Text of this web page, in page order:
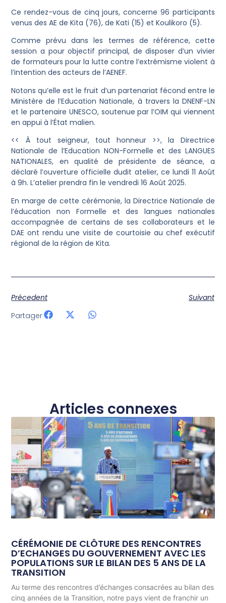
Ce rendez-vous de cinq jours, concerne 96 participants
venus des AE de Kita (76), de Kati (15) et Koulikoro (5).
Comme prévu dans les termes de référence, cette
session a pour objectif principal, de disposer d’un vivier
de formateurs pour la lutte contre l’extrémisme violent à
l’intention des acteurs de l’AENEF.
Notons qu’elle est le fruit d’un partenariat fécond entre le
Ministère de l’Education Nationale, à travers la DNENF-LN
et le partenaire UNESCO, soutenue par l’OIM qui viennent
en appui à l’État malien.
<< À tout seigneur, tout honneur >>, la Directrice
Nationale de l’Education NON-Formelle et des LANGUES
NATIONALES, en qualité de présidente de séance, a
déclaré l’ouverture officielle dudit atelier, ce lundi 11 Août
à 9h. L’atelier prendra fin le vendredi 16 Août 2025.
En marge de cette cérémonie, la Directrice Nationale de
l’éducation non Formelle et des langues nationales
accompagnée de certains de ses collaborateurs et le
DAE ont rendu une visite de courtoisie au chef exécutif
régional de la région de Kita.
Précedent
Suivant
Partager
Articles connexes
CÉRÉMONIE DE CLÔTURE DES RENCONTRES
D’ECHANGES DU GOUVERNEMENT AVEC LES
POPULATIONS SUR LE BILAN DES 5 ANS DE LA
TRANSITION
Au terme des rencontres d’échanges consacrées au bilan des
cinq années de la Transition, notre pays vient de franchir un